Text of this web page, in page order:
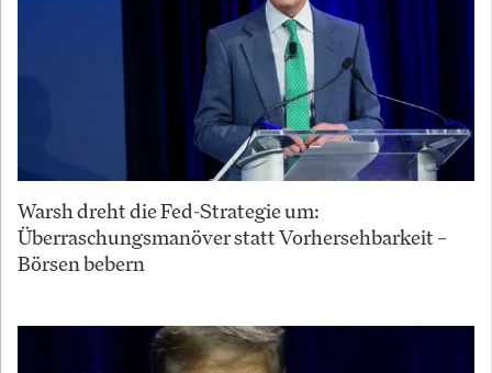
Warsh dreht die Fed-Strategie um:
Überraschungsmanöver statt Vorhersehbarkeit –
Börsen bebern